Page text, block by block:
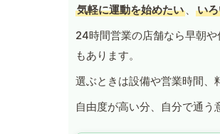
気軽に運動を始めたい 、 い
24時間営業の店舗なら早朝
もあります。
選ぶときは設備や営業時間、
自由度が高い分、自分で通う